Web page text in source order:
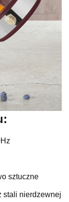
sztuczne
stali nierdzewnej